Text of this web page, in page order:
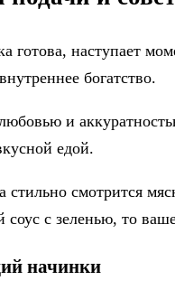
готова, наступает
богатство.
и
едой.
стильно смотрится
соус с зеленью, то
начинки